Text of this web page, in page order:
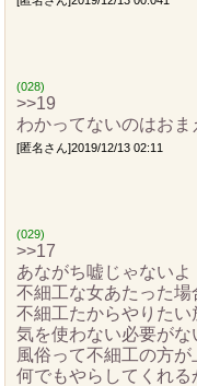
(028)
>>19
わかってないのはおま
[匿名さん]2019/12/13 02:11
(029)
>>17
あながち嘘じゃないよ
不細工な女あたった場
不細工たからやりたい
気を使わない必要がな
風俗って不細工の方が
何でもやらしてくれる